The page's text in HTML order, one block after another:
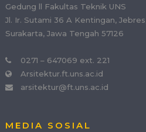
Gedung ll Fakultas Teknik UNS
Jl. Ir. Sutami 36 A Kentingan,
Surakarta, Jawa Tengah 57126
0271 – 647069 ext. 221
Arsitektur.ft.uns.ac.id
arsitektur@ft.uns.ac.id
MEDIA SOSIAL